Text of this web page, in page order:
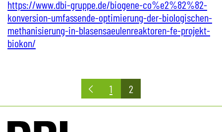
https://www.dbi-gruppe.de/biogene-co%e2%82%82-
konversion-umfassende-optimierung-der-biologischen-
methanisierung-in-blasensaeulenreaktoren-fe-projekt-
biokon/
Seitennummerierung
der
Beiträge
1 2